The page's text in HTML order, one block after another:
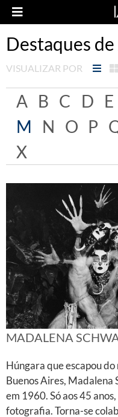
Destaques de
VISUALIZAR POR
A B C D E
M
N O P
X
MADALENA
Húngara que escapou
Buenos Aires, Madalena
em 1960. Só aos 45
fotografia. Torna-se